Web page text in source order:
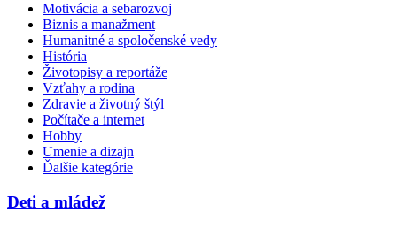
Motivácia a sebarozvoj
Biznis a manažment
Humanitné a spoločenské vedy
História
Životopisy a reportáže
Vzťahy a rodina
Zdravie a životný štýl
Počítače a internet
Hobby
Umenie a dizajn
Ďalšie kategórie
Deti a mládež